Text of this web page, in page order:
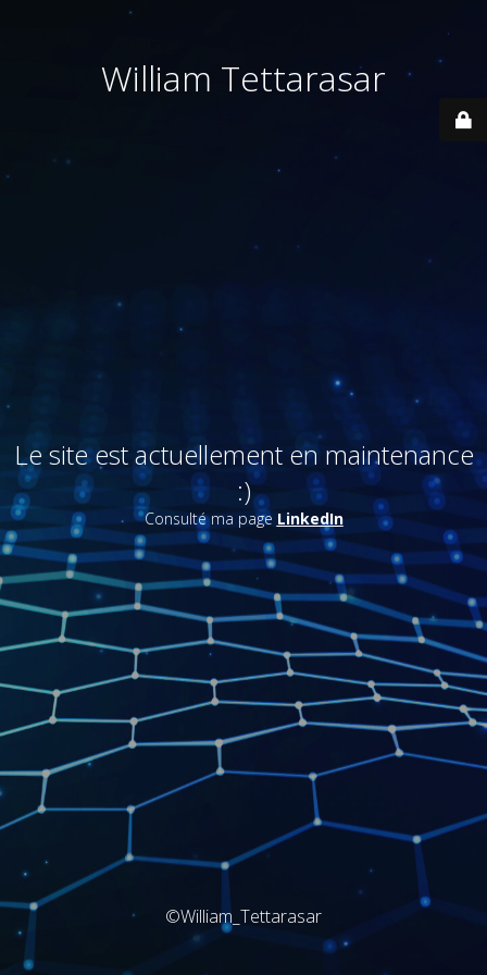
William Tettarasar
Le site est actuellement en maintenance
:)
Consulté ma page LinkedIn
©William_Tettarasar